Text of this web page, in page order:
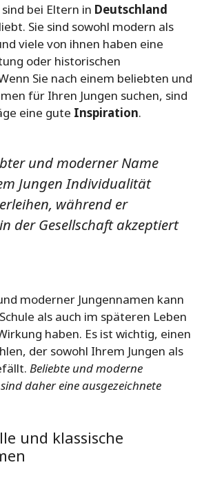
bei Eltern in Deutschland
Sie sind sowohl modern als
viele von ihnen haben eine
oder historischen
Sie nach einem beliebten und
für Ihren Jungen suchen, sind
eine gute Inspiration.
und moderner Name
Jungen Individualität
während er
der Gesellschaft akzeptiert
moderner Jungennamen kann
als auch im späteren Leben
haben. Es ist wichtig, einen
der sowohl Ihrem Jungen als
Beliebte und moderne
daher eine ausgezeichnete
und klassische